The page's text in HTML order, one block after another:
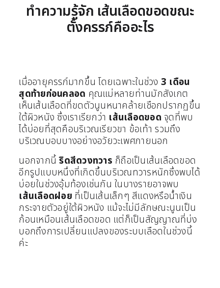
ทำความรู้จัก เส้นเลือดขอดขณะ
ตั้งครรภ์คืออะไร
เมื่ออายุครรภ์มากขึ้น โดยเฉพาะในช่วง 3 เดือน
สุดท้ายก่อนคลอด คุณแม่หลายท่านมักสังเกต
เห็นเส้นเลือดที่ขดตัวนูนหนาคล้ายเชือกปรากฏขึ้น
ใต้ผิวหนัง ซึ่งเราเรียกว่า เส้นเลือดขอด จุดที่พบ
ได้บ่อยที่สุดคือบริเวณเรียวขา ข้อเท้า รวมถึง
บริเวณบอบบางอย่างอวัยวะเพศภายนอก
นอกจากนี้ริดสีดวงทวาร ก็ถือเป็นเส้นเลือดขอด
อีกรูปแบบหนึ่งที่เกิดขึ้นบริเวณทวารหนักซึ่งพบได้
บ่อยในช่วงอุ้มท้องเช่นกัน ในบางรายอาจพบ
เส้นเลือดฝอย ที่เป็นเส้นเล็กๆ สีแดงหรือน้ำเงิน
กระจายตัวอยู่ใต้ผิวหนัง แม้จะไม่มีลักษณะนูนเป็น
ก้อนเหมือนเส้นเลือดขอด แต่ก็เป็นสัญญาณที่บ่ง
บอกถึงการเปลี่ยนแปลงของระบบเลือดในช่วงนี้
ค่ะ